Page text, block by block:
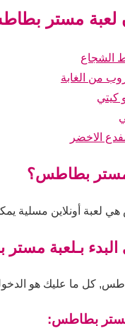
لعبة مستر
الشجاع
من الغابة
كيتي
الاخضر
مستر بطاطس؟
لعبة أونلاين مسلية
البدء بـلعبة
كل ما عليك هو الدخول
بطاطس: